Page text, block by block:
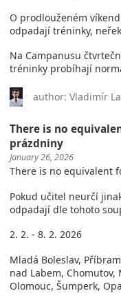
O prodlouženém
odpadají tréninky,
Na Campanusu
tréninky probíhají
author: Vladimír
There is no
prázdniny
January 26, 2026
There is no equivalent
Pokud učitel neurčí
odpadají dle tohoto
2. 2. - 8. 2. 2026
Mladá Boleslav,
nad Labem, Chomutov,
Olomouc, Šumperk,